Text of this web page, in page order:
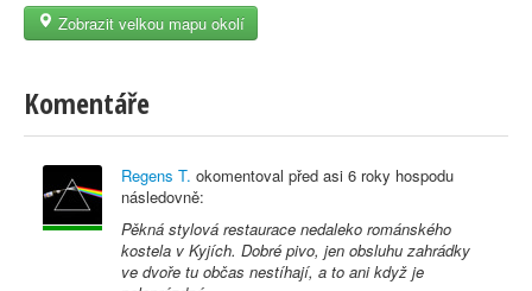
Zobrazit velkou mapu okolí
Komentáře
Regens T. okomentoval před asi 6 roky hospodu
následovně:
Pěkná stylová restaurace nedaleko románského
kostela v Kyjích. Dobré pivo, jen obsluhu zahrádky
ve dvoře tu občas nestíhají, a to ani když je